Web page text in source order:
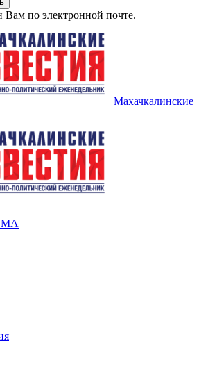
Вам по электронной почте.
Махачкалинские